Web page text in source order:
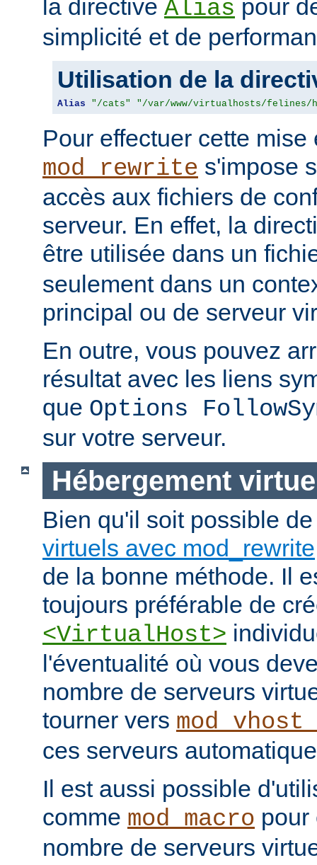
la directive Alias pour
simplicité et de
Utilisation de la
Alias "/cats" "/var/www/virtualhosts/felines/
Pour effectuer cette
mod_rewrite s'impose
accès aux fichiers de
serveur. En effet, la
être utilisée dans un
seulement dans un
principal ou de serveur
En outre, vous pouvez
résultat avec les liens
que Options
sur votre serveur.
Hébergement
Bien qu'il soit possible
virtuels avec mod_rewrite
de la bonne méthode. Il
toujours préférable de
<VirtualHost>
l'éventualité où vous
nombre de serveurs
tourner vers
ces serveurs
Il est aussi possible
comme mod_macro pour
nombre de serveurs